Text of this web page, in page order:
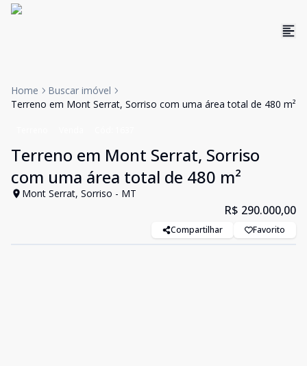
Home
Buscar imóvel
Terreno em Mont Serrat, Sorriso com uma área total de 480 m²
Terreno em Mont Serrat, Sorriso
com uma área total de 480 m²
Mont Serrat, Sorriso - MT
R$ 290.000,00
Compartilhar Favorito